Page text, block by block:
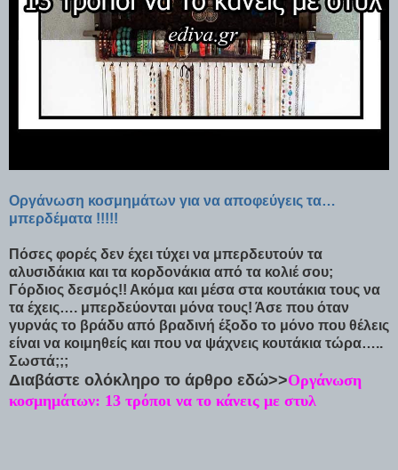
Οργάνωση κοσμημάτων για να αποφεύγεις τα…
μπερδέματα !!!!!
Πόσες φορές δεν έχει τύχει να μπερδευτούν τα
αλυσιδάκια και τα κορδονάκια από τα κολιέ σου;
Γόρδιος δεσμός!! Ακόμα και μέσα στα κουτάκια τους να
τα έχεις…. μπερδεύονται μόνα τους! Άσε που όταν
γυρνάς το βράδυ από βραδινή έξοδο το μόνο που θέλεις
είναι να κοιμηθείς και που να ψάχνεις κουτάκια τώρα…..
Σωστά;;;
Διαβάστε ολόκληρο το άρθρο εδώ>>Οργάνωση
κοσμημάτων: 13 τρόποι να το κάνεις με στυλ